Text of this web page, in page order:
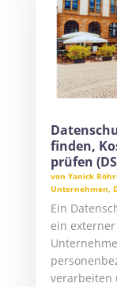
finden,
prüfen
von Yanick
Unternehmen,
Ein
ein
verarbeiten